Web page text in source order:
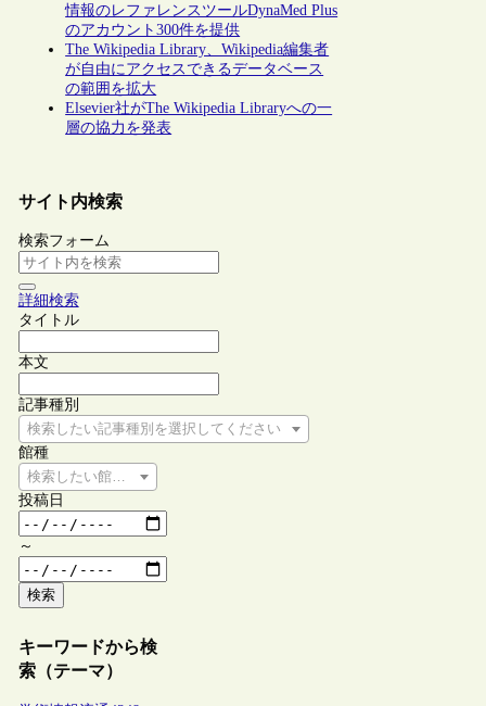
情報のレファレンスツールDynaMed Plus
のアカウント300件を提供
The Wikipedia Library、Wikipedia編集者
が自由にアクセスできるデータベース
の範囲を拡大
Elsevier社がThe Wikipedia Libraryへの一
層の協力を発表
サイト内検索
検索フォーム
詳細検索
タイトル
本文
記事種別
検索したい記事種別を選択してください
館種
検索したい館種を選択してください
投稿日
～
検索
キーワードから検
索（テーマ）